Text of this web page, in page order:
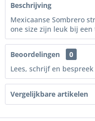
Beschrijving
Mexicaanse Sombrero
one size zijn leuk bij een
Beoordelingen
0
Lees, schrijf en
Vergelijkbare artikelen